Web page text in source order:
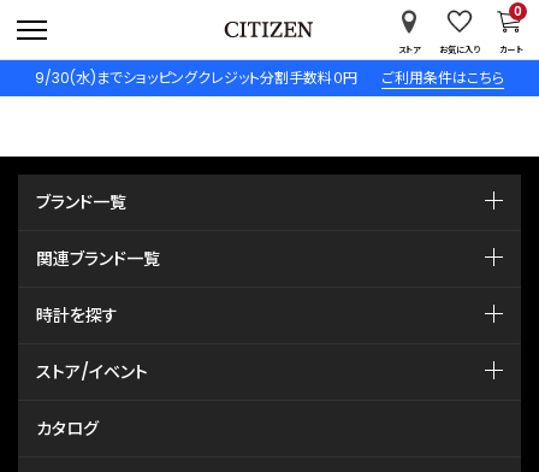
9/30(水)までショッピングクレジット分割手数料０円 ご利用条件はこちら
ストア お気に入り カート
0
ブランド一覧
関連ブランド一覧
時計を探す
ストア/イベント
カタログ